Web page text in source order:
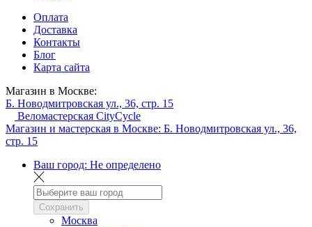
Оплата
Доставка
Контакты
Блог
Карта сайта
Магазин в Москве:
Б. Новодмитровская ул., 36, стр. 15
Веломастерская CityCycle
Магазин и мастерская в Москве: Б. Новодмитровская ул., 36,
стр. 15
Ваш город: Не определено
Сохранить
Москва